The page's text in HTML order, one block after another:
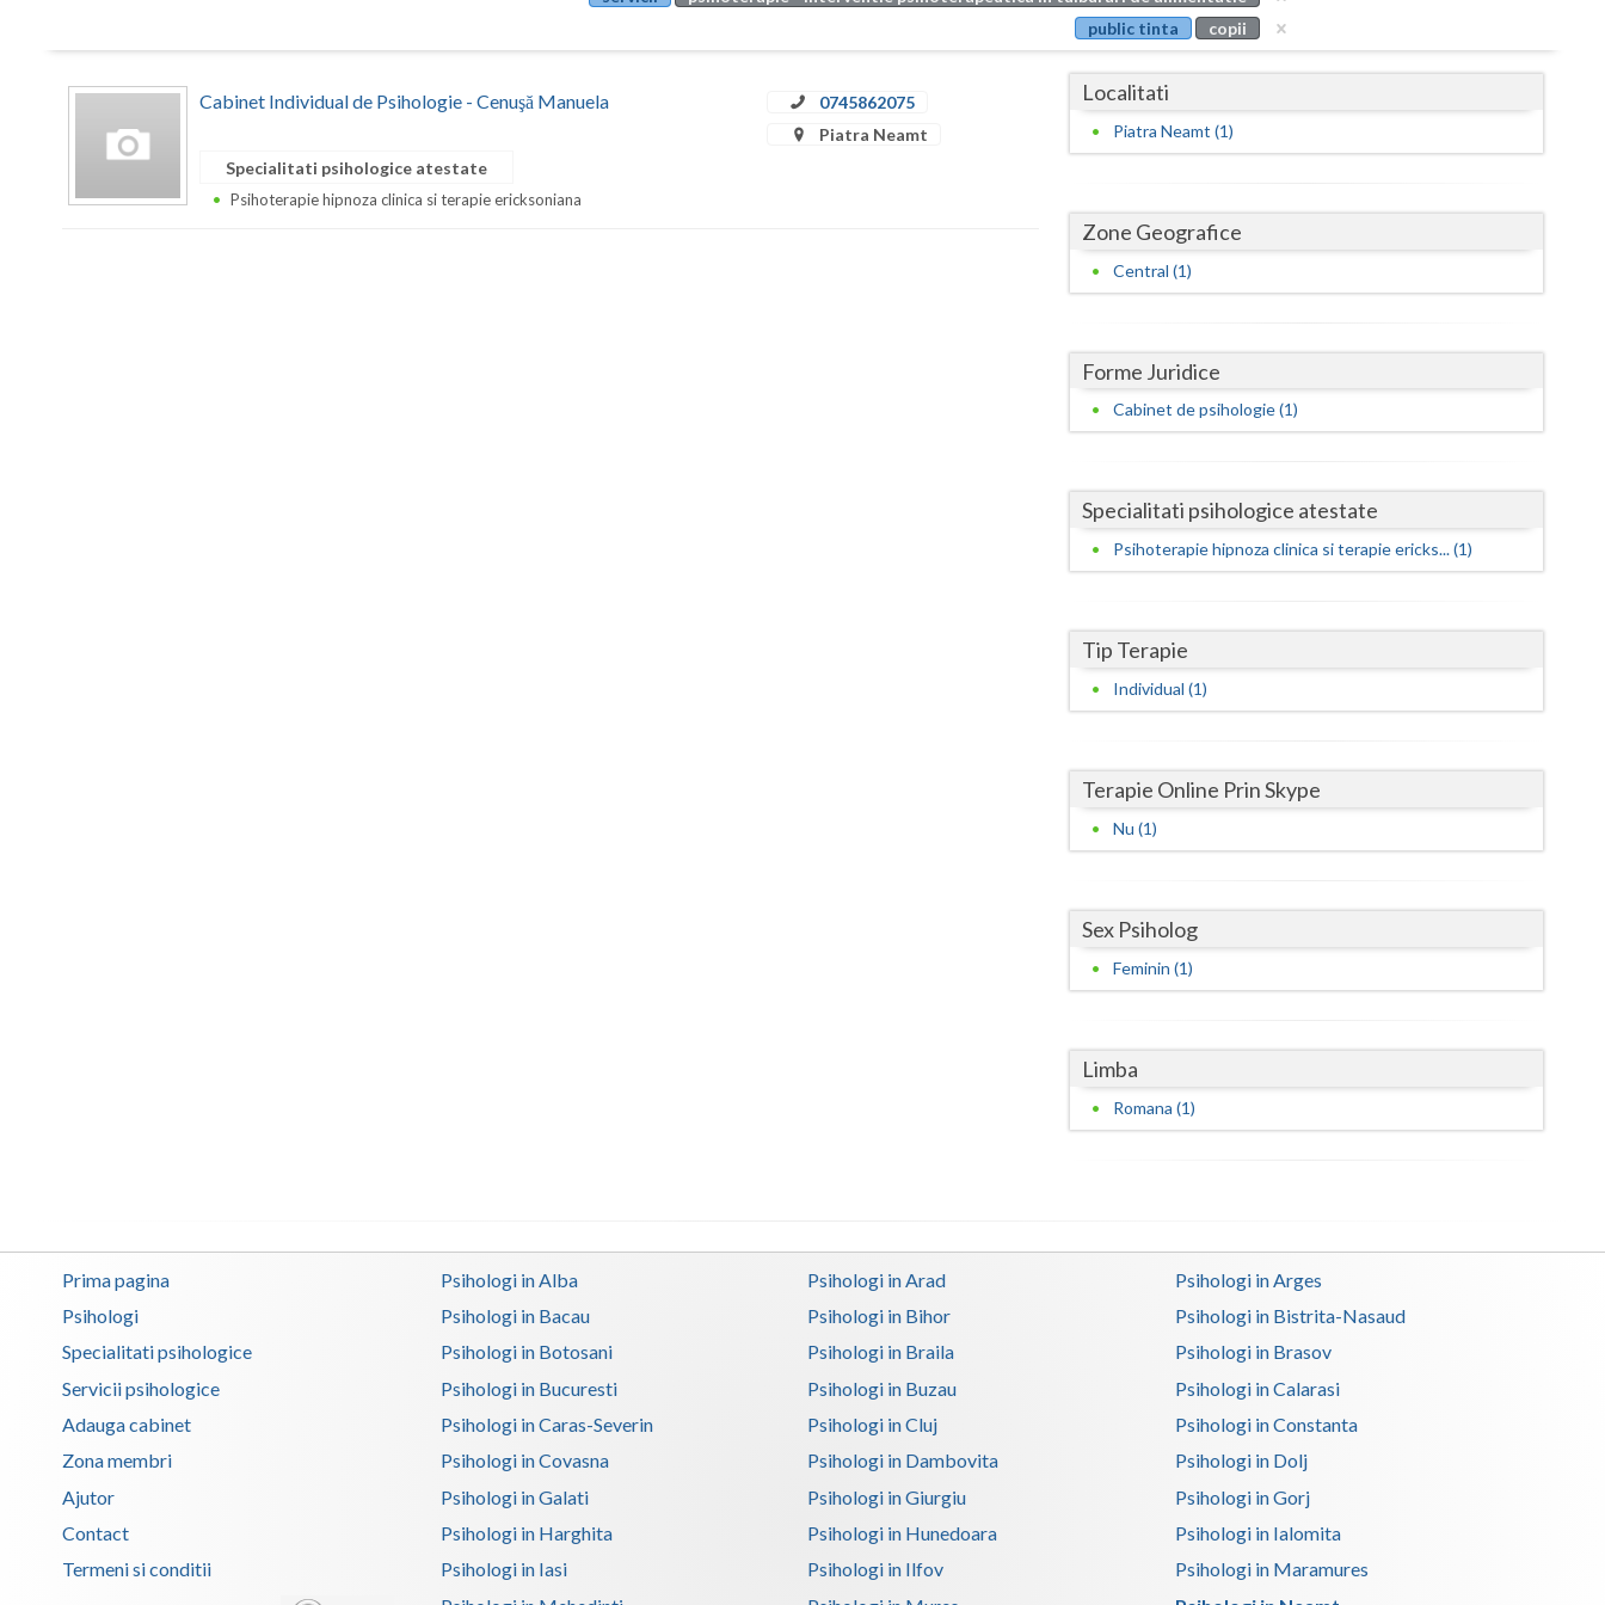
Buzau
Cluj
Covasna
Dambovita
Dolj
Galati
Gorj
Harghita
Ialomita
Maramures
Teleorman
Tulcea
Valcea
Vrancea
public tinta
copii
Cabinet Individual de Psihologie - Cenuşă Manuela
0745862075
Piatra Neamt
Specialitati psihologice atestate
Psihoterapie hipnoza clinica si terapie ericksoniana
Localitati
Piatra Neamt (1)
Zone Geografice
Central (1)
Forme Juridice
Cabinet de psihologie (1)
Specialitati psihologice atestate
Psihoterapie hipnoza clinica si terapie ericks... (1)
Tip Terapie
Individual (1)
Terapie Online Prin Skype
Nu (1)
Sex Psiholog
Feminin (1)
Limba
Romana (1)
Prima pagina
Psihologi
Specialitati psihologice
Servicii psihologice
Adauga cabinet
Zona membri
Ajutor
Contact
Termeni si conditii
Psihologi in Alba Psihologi in Arad
Psihologi in Arges
Psihologi in Bacau
Psihologi in Bihor
Psihologi in Bistrita-Nasaud
Psihologi in Botosani
Psihologi in Braila
Psihologi in Brasov
Psihologi in Bucuresti
Psihologi in Buzau
Psihologi in Calarasi
Psihologi in Caras-Severin
Psihologi in Cluj
Psihologi in Constanta
Psihologi in Covasna
Psihologi in Dambovita
Psihologi in Dolj
Psihologi in Galati
Psihologi in Giurgiu
Psihologi in Gorj
Psihologi in Harghita
Psihologi in Hunedoara
Psihologi in Ialomita
Psihologi in Iasi
Psihologi in Ilfov
Psihologi in Maramures